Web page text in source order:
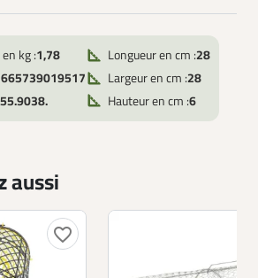
kg :1,78
Longueur en cm :28
Largeur en cm :28
Hauteur en cm :6
aussi
favorite_border